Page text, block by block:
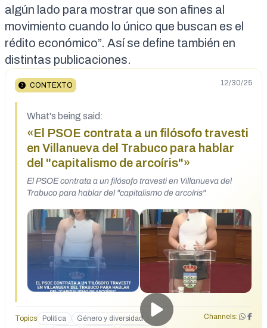
algún lado para mostrar que son afines al
movimiento cuando lo único que buscan es el
rédito económico”. Así se define también en
distintas publicaciones.
CONTEXTO 12/30/25
What's being said:
«El PSOE contrata a un filósofo travesti
en Villanueva del Trabuco para hablar
del "capitalismo de arcoíris"»
El PSOE contrata a un filósofo travesti en Villanueva del
Trabuco para hablar del "capitalismo de arcoíris"
Topics Política Género y diversidad
Channels: